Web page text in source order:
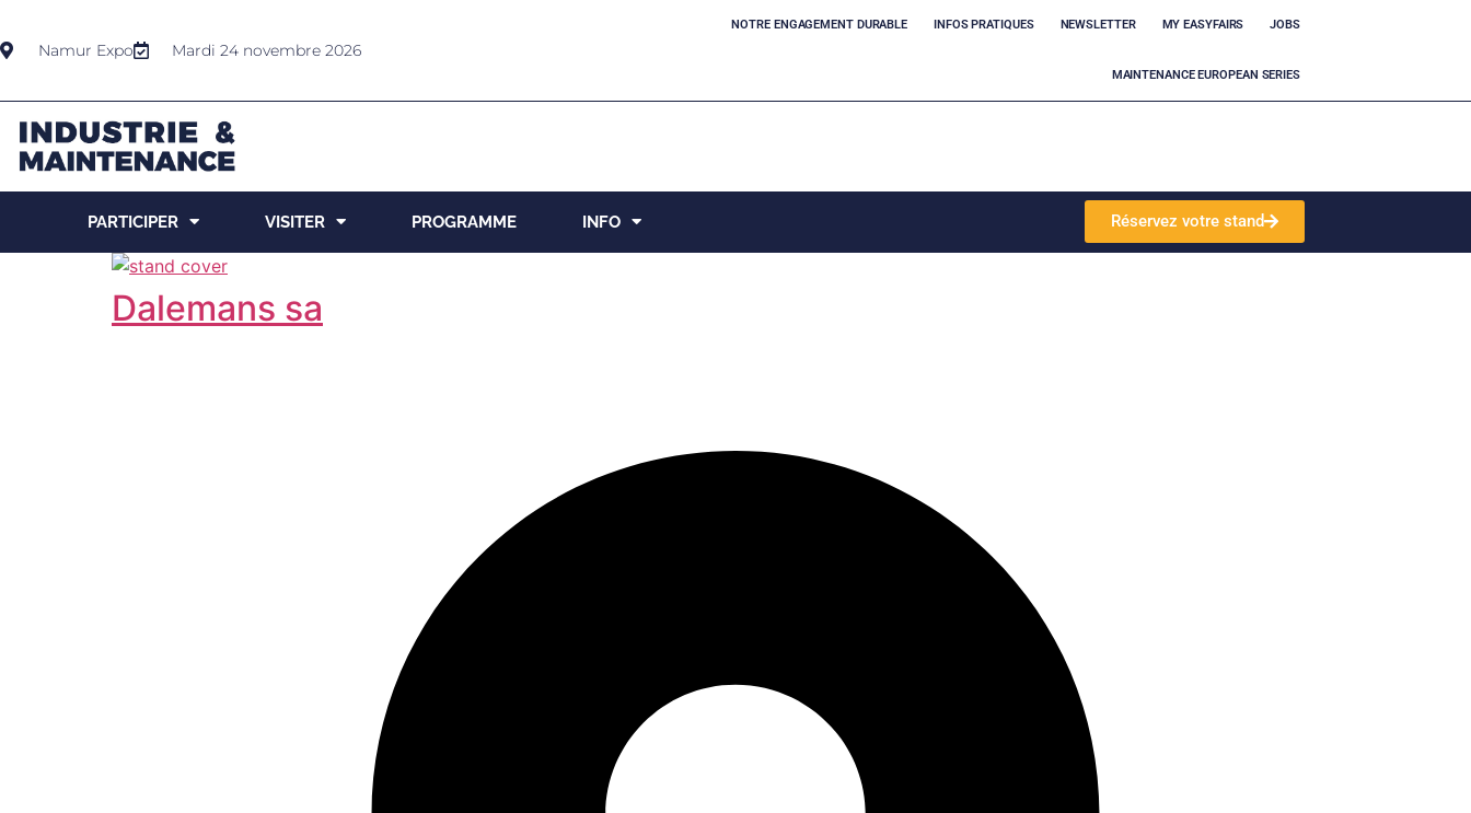
Namur Expo Mardi 24 novembre 2026
NOTRE ENGAGEMENT DURABLE INFOS PRATIQUES NEWSLETTER MY EASYFAIRS JOBS
MAINTENANCE EUROPEAN SERIES
PARTICIPER VISITER PROGRAMME INFO Réservez votre stand
Dalemans sa